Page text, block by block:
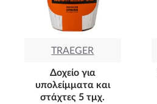
TRAEGER
Δοχείο για
υπολείμματα και
στάχτες 5 τμχ.